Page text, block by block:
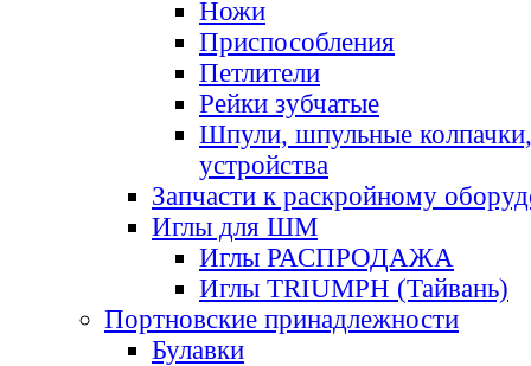
Ножи
Приспособления
Петлители
Рейки зубчатые
Шпули, шпульные
устройства
Запчасти к раскройному
Иглы для ШМ
Иглы РАСПРОДАЖА
Иглы TRIUMPH (Тайвань)
Портновские принадлежности
Булавки